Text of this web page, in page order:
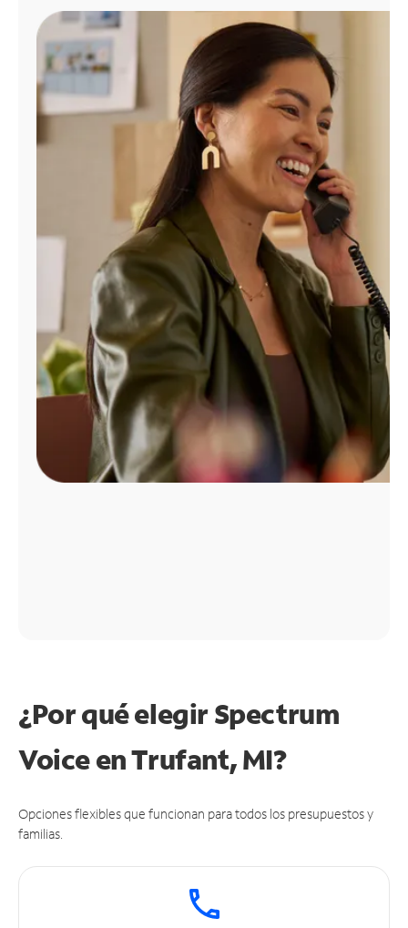
Administrar
cuenta
Encuentra
tienda
¿Por qué elegir Spectrum
Voice en Trufant, MI?
Opciones flexibles que funcionan para todos los presupuestos y
familias.